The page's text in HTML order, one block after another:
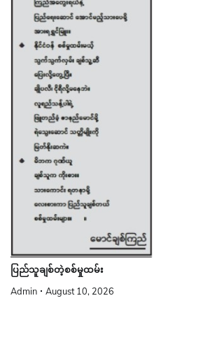
ပြည်သူချစ်တဲ့စစ်မှုထမ်း
Admin August 10, 2026